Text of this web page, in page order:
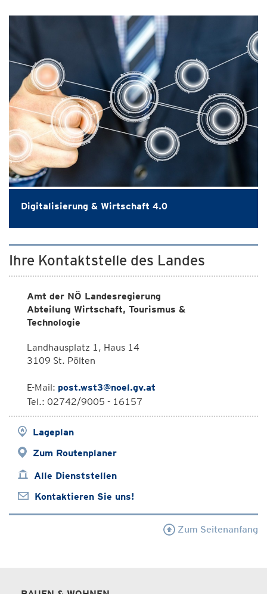
Digitalisierung & Wirtschaft 4.0
Ihre Kontaktstelle des Landes
Amt der NÖ Landesregierung
Abteilung Wirtschaft, Tourismus &
Technologie
Landhausplatz 1, Haus 14
3109 St. Pölten
E-Mail: post.wst3@noel.gv.at
Tel.: 02742/9005 - 16157
Lageplan
Zum Routenplaner
Alle Dienststellen
Kontaktieren Sie uns!
Zum Seitenanfang